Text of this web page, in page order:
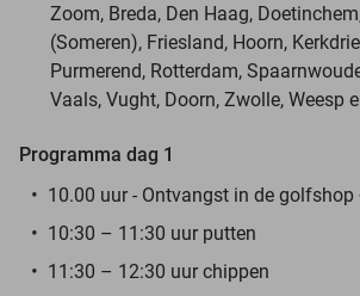
Zoom, Breda, Den Haag,
(Someren), Friesland, Hoorn,
Purmerend, Rotterdam,
Vaals, Vught, Doorn, Zwolle, Weesp
Programma dag 1
10.00 uur - Ontvangst in de
10:30 – 11:30 uur putten
11:30 – 12:30 uur chippen